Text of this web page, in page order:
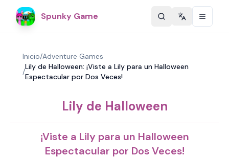
Spunky Game Change
Inicio/Adventure Games
/
Lily de Halloween: ¡Viste a Lily para un Halloween
Espectacular por Dos Veces!
Lily de Halloween
¡Viste a Lily para un Halloween
Espectacular por Dos Veces!